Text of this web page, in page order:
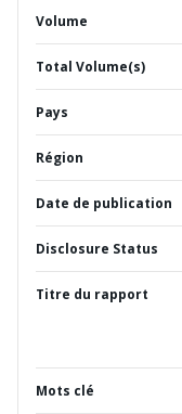
Volume
Total Volume(s)
Pays
Région
Date de publication
Disclosure Status
Titre du rapport
Mots clé